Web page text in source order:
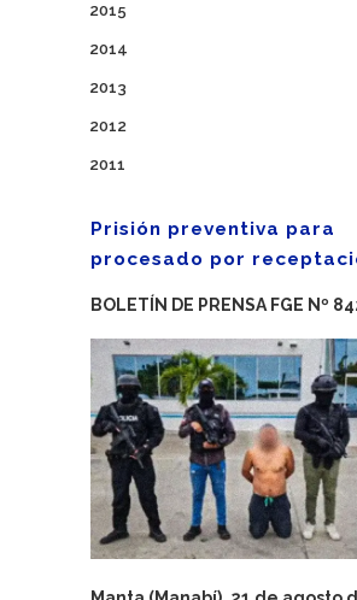
2015
2014
2013
2012
2011
Prisión preventiva para
procesado por
BOLETÍN DE PRENSA FGE Nº